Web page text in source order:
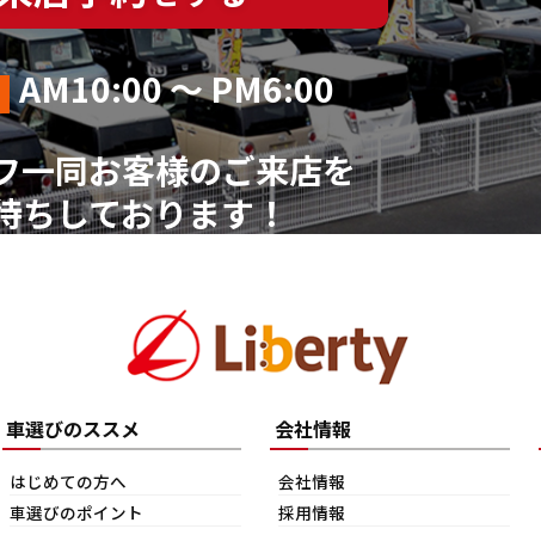
AM10:00 ～ PM6:00
一同お客様のご来店を
ちしております！
車選びのススメ
はじめての方へ
車選びのポイント
会社情報
会社情報
採用情報